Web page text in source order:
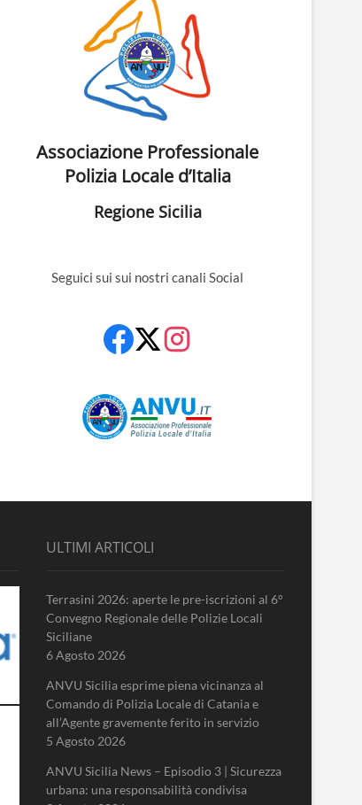
Associazione Professionale
Polizia Locale d’Italia
Regione Sicilia
Seguici sui sui nostri canali Social
ULTIMI ARTICOLI
Terrasini 2026: aperte le pre-iscrizioni al 6°
Convegno Regionale delle Polizie Locali
Siciliane
6 Agosto 2026
ANVU Sicilia esprime piena vicinanza al
Comando di Polizia Locale di Catania e
all’Agente gravemente ferito in servizio
5 Agosto 2026
ANVU Sicilia News – Episodio 3 | Sicurezza
urbana: una responsabilità condivisa